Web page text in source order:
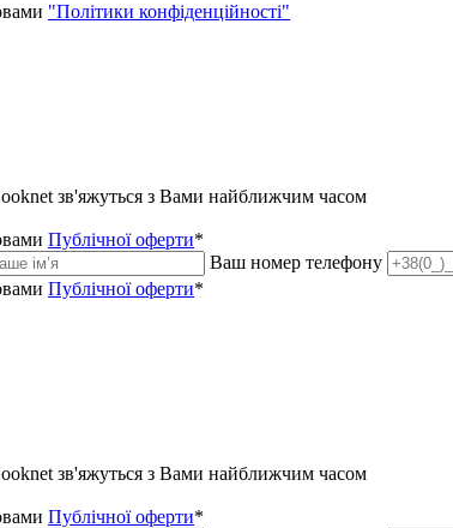
"Політики конфіденційності"
зв'яжуться з Вами найближчим часом
Публічної оферти*
Ваш номер телефону
Публічної оферти*
зв'яжуться з Вами найближчим часом
Публічної оферти*